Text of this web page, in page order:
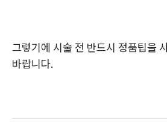
그렇기에 시술 전 반드시 정품팁을
바랍니다.